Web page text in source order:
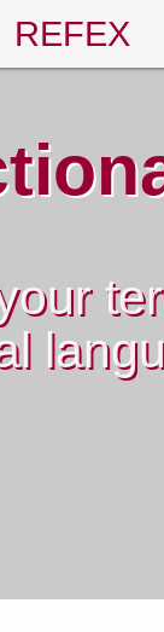
REFEX